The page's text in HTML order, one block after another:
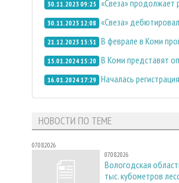
30.11.2023 09:25 «Свеза» продолжает
30.11.2023 12:08 «Свеза»
21.12.2023 15:51 В феврале в Коми
15.01.2024 15:20 В Коми представят
16.01.2024 17:29 Началась
НОВОСТИ ПО ТЕМЕ
07.08.2026
07.08.2026
Вологодская
тыс. кубометров